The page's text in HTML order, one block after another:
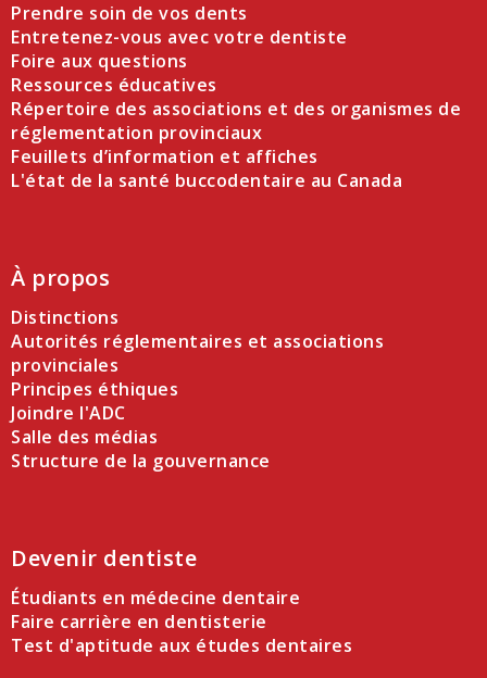
Prendre soin de vos dents
Entretenez-vous avec votre dentiste
Foire aux questions
Ressources éducatives
Répertoire des associations et des organismes de
réglementation provinciaux
Feuillets d’information et affiches
L'état de la santé buccodentaire au Canada
À propos
Distinctions
Autorités réglementaires et associations
provinciales
Principes éthiques
Joindre l'ADC
Salle des médias
Structure de la gouvernance
Devenir dentiste
Étudiants en médecine dentaire
Faire carrière en dentisterie
Test d'aptitude aux études dentaires